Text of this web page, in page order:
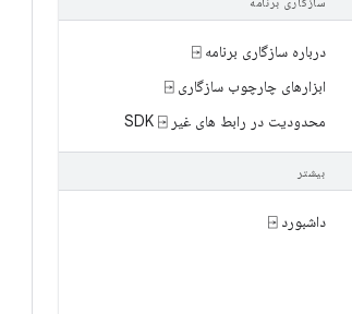
درباره سازگاری برنامه ⍈
ابزارهای چارچوب سازگاری ⍈
محدودیت در رابط های غیر SDK ⍈
بیشتر
داشبورد ⍈